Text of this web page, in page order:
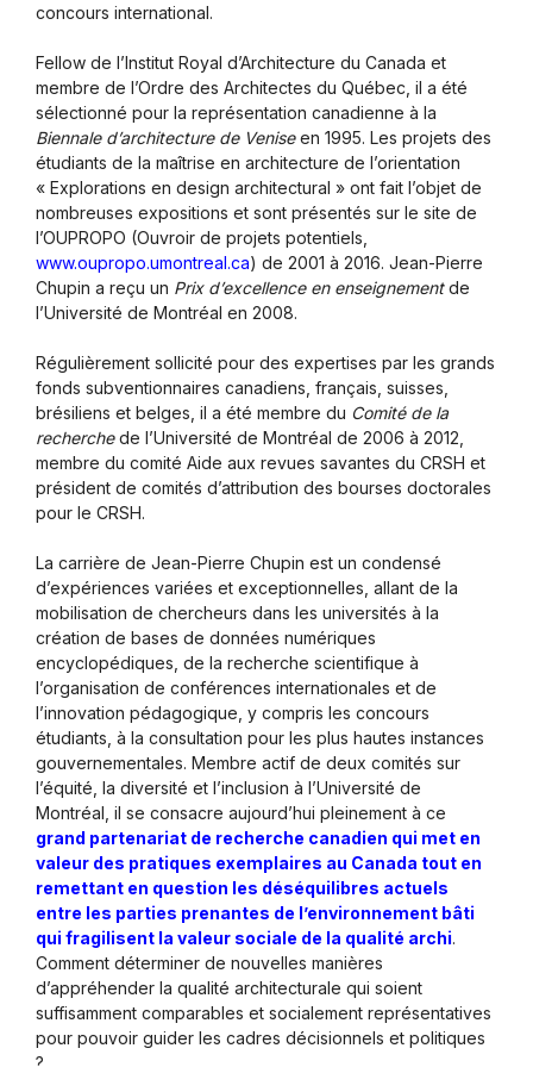
concours international.
Fellow de l’Institut Royal d’Architecture du Canada et
membre de l’Ordre des Architectes du Québec, il a été
sélectionné pour la représentation canadienne à la
Biennale d’architecture de Veniseen 1995. Les projets des
étudiants de la maîtrise en architecture de l’orientation
« Explorations en design architectural » ont fait l’objet de
nombreuses expositions et sont présentés sur le site de
l’OUPROPO (Ouvroir de projets potentiels,
www.oupropo.umontreal.ca) de 2001 à 2016. Jean-Pierre
Chupin a reçu un Prix d’excellence en enseignementde
l’Université de Montréal en 2008.
Régulièrement sollicité pour des expertises par les grands
fonds subventionnaires canadiens, français, suisses,
brésiliens et belges, il a été membre du Comité de la
recherchede l’Université de Montréal de 2006 à 2012,
membre du comité Aide aux revues savantes du CRSH et
président de comités d’attribution des bourses doctorales
pour le CRSH.
La carrière de Jean-Pierre Chupin est un condensé
d’expériences variées et exceptionnelles, allant de la
mobilisation de chercheurs dans les universités à la
création de bases de données numériques
encyclopédiques, de la recherche scientifique à
l’organisation de conférences internationales et de
l’innovation pédagogique, y compris les concours
étudiants, à la consultation pour les plus hautes instances
gouvernementales. Membre actif de deux comités sur
l’équité, la diversité et l’inclusion à l’Université de
Montréal, il se consacre aujourd’hui pleinement à ce
grand partenariat de recherche canadien qui met en
valeur des pratiques exemplaires au Canada tout en
remettant en question les déséquilibres actuels
entre les parties prenantes de l’environnement bâti
qui fragilisent la valeur sociale de la qualité archi.
Comment déterminer de nouvelles manières
d’appréhender la qualité architecturale qui soient
suffisamment comparables et socialement représentatives
pour pouvoir guider les cadres décisionnels et politiques